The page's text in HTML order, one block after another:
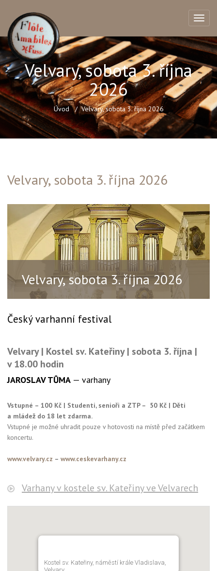
Velvary, sobota 3. října
2026
Úvod Velvary, sobota 3. října 2026
Velvary, sobota 3. října 2026
Velvary, sobota 3. října 2026
Český varhanní festival
Velvary | Kostel sv. Kateřiny | sobota 3. října |
v 18.00 hodin
JAROSLAV TŮMA — varhany
Vstupné – 100 Kč | Studenti, senioři a ZTP – 50 Kč | Děti
a mládež do 18 let zdarma.
Vstupné je možné uhradit pouze v hotovosti na místě před začátkem
koncertu.
www.velvary.cz – www.ceskevarhany.cz
Varhany v kostele sv. Kateřiny ve Velvarech
Kostel sv. Kateřiny, náměstí krále Vladislava,